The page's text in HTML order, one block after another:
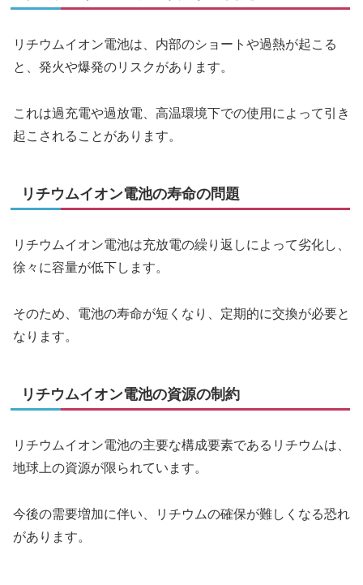
リチウムイオン電池は、内部のショートや過熱が起こる
と、発火や爆発のリスクがあります。
これは過充電や過放電、高温環境下での使用によって引き
起こされることがあります。
リチウムイオン電池の寿命の問題
リチウムイオン電池は充放電の繰り返しによって劣化し、
徐々に容量が低下します。
そのため、電池の寿命が短くなり、定期的に交換が必要と
なります。
リチウムイオン電池の資源の制約
リチウムイオン電池の主要な構成要素であるリチウムは、
地球上の資源が限られています。
今後の需要増加に伴い、リチウムの確保が難しくなる恐れ
があります。